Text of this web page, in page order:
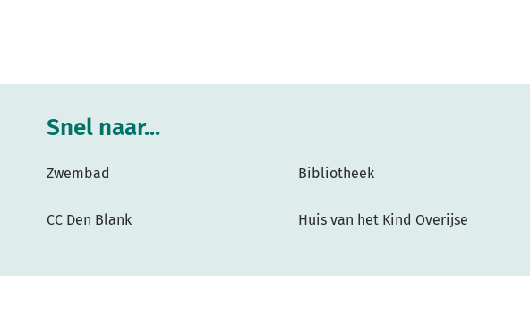
Snel naar...
Zwembad Bibliotheek
CC Den Blank Huis van het Kind Overijse